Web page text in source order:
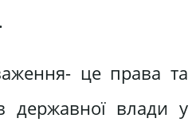
це права та
державної влади у